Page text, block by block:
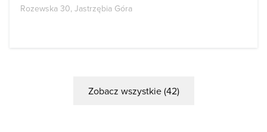
Rozewska 30, Jastrzębia Góra
Zobacz wszystkie (42)